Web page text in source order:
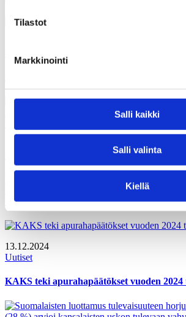
Tilastot
Markkinointi
Salli kaikki
Salli valinta
Kiellä
kotikunnassa on heikentynyt – Silti vain
tilanteeseen tyytymätön
13.12.2024
Uutiset
KAKS teki apurahapäätökset vuoden 2024